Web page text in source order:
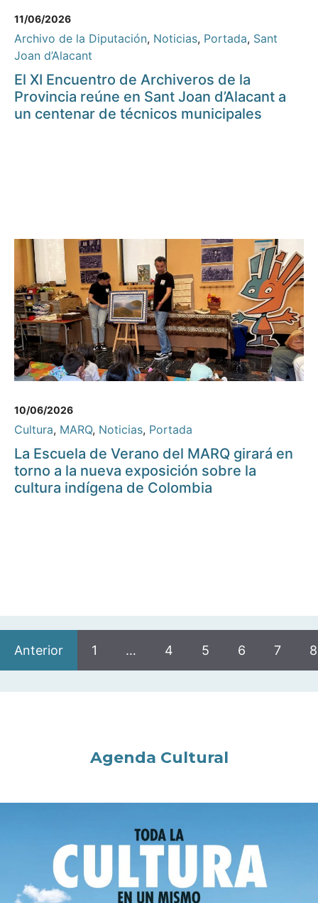
11/06/2026
Archivo de la Diputación, Noticias, Portada, Sant
Joan d’Alacant
El XI Encuentro de Archiveros de la
Provincia reúne en Sant Joan d’Alacant a
un centenar de técnicos municipales
10/06/2026
Cultura, MARQ, Noticias, Portada
La Escuela de Verano del MARQ girará en
torno a la nueva exposición sobre la
cultura indígena de Colombia
Anterior 1 … 4 5 6 7 8
Agenda Cultural